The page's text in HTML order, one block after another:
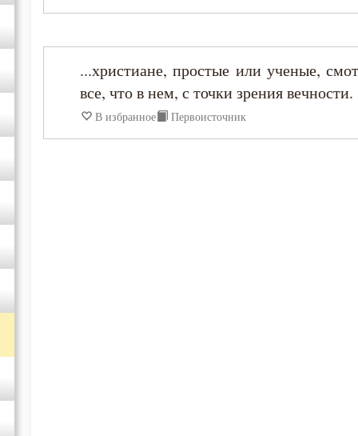
Ефрем Сирин
Игнатий Брянчанинов
...христиане, простые или ученые,
все, что в нем, с точки зрения вечности.
В избранное Первоисточник